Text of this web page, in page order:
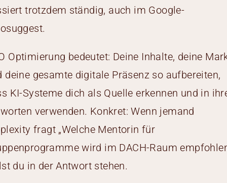
trotzdem ständig, auch im Google-
Optimierung bedeutet: Deine Inhalte, deine
deine gesamte digitale Präsenz so aufbereiten,
KI-Systeme dich als Quelle erkennen und in
verwenden. Konkret: Wenn jemand
fragt „Welche Mentorin für
wird im DACH-Raum
du in der Antwort stehen.